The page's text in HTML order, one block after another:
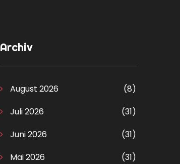
Archiv
August 2026
(8)
Juli 2026
(31)
Juni 2026
(31)
Mai 2026
(31)